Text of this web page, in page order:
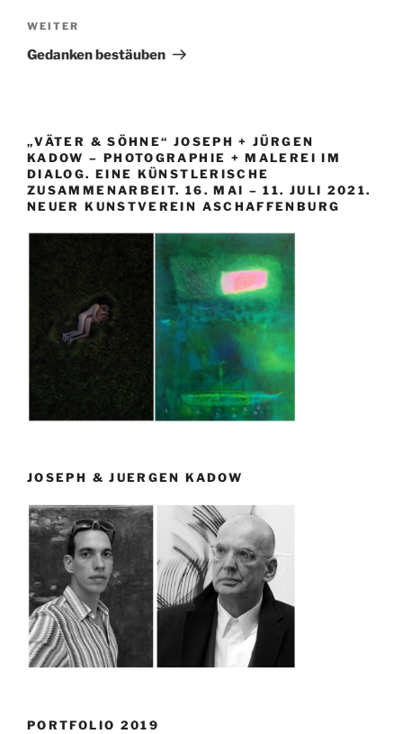
Nächster
Beitrag
WEITER
Gedanken bestäuben
„VÄTER & SÖHNE“ JOSEPH + JÜRGEN
KADOW – PHOTOGRAPHIE + MALEREI IM
DIALOG. EINE KÜNSTLERISCHE
ZUSAMMENARBEIT. 16. MAI – 11. JULI 2021.
NEUER KUNSTVEREIN ASCHAFFENBURG
JOSEPH & JUERGEN KADOW
PORTFOLIO 2019